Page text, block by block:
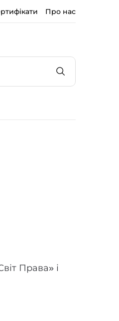
Про нас
Права» і